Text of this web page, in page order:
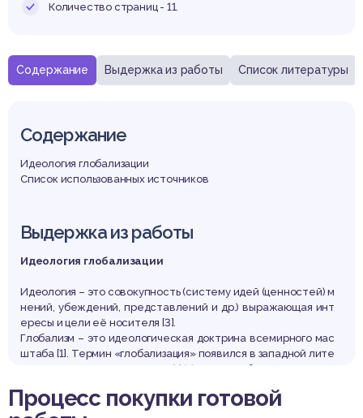
Содержание Выдержка из работы Список литературы
Содержание
Идеология глобализации
Список использованных источников
Выдержка из работы
Идеология глобализации
Идеология – это совокупность (систему идей (ценностей) м
нений, убеждений, представлений и др.) выражающая инт
ересы и цели её носителя [3].
Глобализм – это идеологическая доктрина всемирного мас
штаба [1]. Термин «глобализация» появился в западной лите
ратуре во второй половине 1980-х гг. Им обозначается одн
ия современного мира, вызванная технологическим прогре
ссом, и прежде всего развитием информационных техноло
Количество страниц - 11.
Процесс покупки готовой